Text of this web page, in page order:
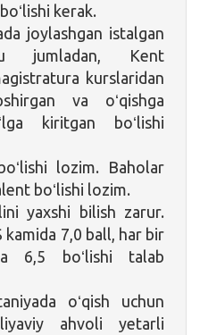
kerak.
joylashgan istalgan
jumladan, Kent
kurslaridan
va oʻqishga
kiritgan boʻlishi
lozim. Baholar
boʻlishi lozim.
yaxshi bilish zarur.
kamida 7,0 ball, har bir
6,5 boʻlishi talab
oʻqish uchun
ahvoli yetarli